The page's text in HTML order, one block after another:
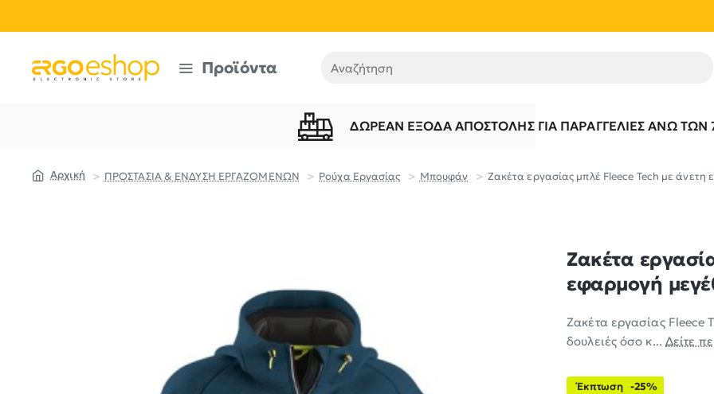
Προϊόντα Αναζήτηση
ΔΩΡΕΆΝ ΈΞΟΔΑ ΑΠΟΣΤΟΛΉΣ ΓΙΑ ΠΑΡΑΓΓΕΛΊΕΣ ΆΝΩ ΤΩΝ
ΠΡΟΣΤΑΣΙΑ & ΕΝΔΥΣΗ ΕΡΓΑΖΟΜΕΝΩΝ Ρούχα Εργασίας Μπουφάν Ζακέτα εργασίας μπλέ Fleece Tech με
Ζακέτα
εφαρμογή
Ζακέτα εργασίας Fleece
δουλειές όσο κ... Δείτε
Έκπτωση -25%